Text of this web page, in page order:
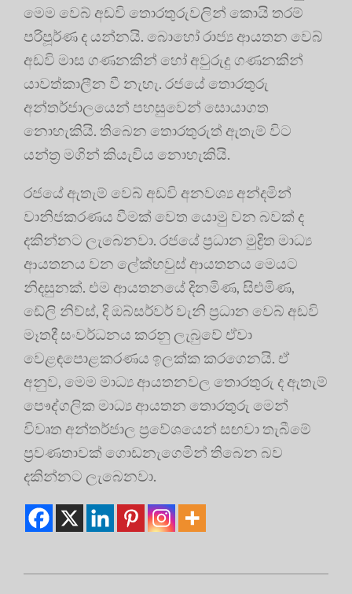
මෙම වෙබ් අඩවි තොරතුරුවලින් කොයි තරම්
පරිපූර්ණ ද යන්නයි. බොහෝ රාජ්‍ය ආයතන වෙබ්
අඩවි මාස ගණනකින් හෝ අවුරුදු ගණනකින්
යාවත්කාලීන වී නැහැ. රජයේ තොරතුරු
අන්තර්ජාලයෙන් පහසුවෙන් සොයාගත
නොහැකියි. තිබෙන තොරතුරුත් ඇතැම් විට
යන්ත්‍ර මගින් කියැවිය නොහැකියි.
රජයේ ඇතැම් වෙබ් අඩවි අනවශ්‍ය අන්දමින්
වානිජකරණය වීමක් වෙත යොමු වන බවක් ද
දකින්නට ලැබෙනවා. රජයේ ප්‍රධාන මුද්‍රිත මාධ්‍ය
ආයතනය වන ලේක්හවුස් ආයතනය මෙයට
නිදසුනක්. එම ආයතනයේ දිනමිණ, සිළුමිණ,
ඩේලි නිව්ස්, දි ඔබ්සර්වර් වැනි ප්‍රධාන වෙබ් අඩවි
මෑතදී සංවර්ධනය කරනු ලැබුවේ ඒවා
වෙළඳපොළකරණය ඉලක්ක කරගෙනයි. ඒ
අනුව, මෙම මාධ්‍ය ආයතනවල තොරතුරු ද ඇතැම්
පෞද්ගලික මාධ්‍ය ආයතන තොරතුරු මෙන්
විවෘත අන්තර්ජාල ප්‍රවේශයෙන් සඟවා තැබීමේ
ප්‍රවණතාවක් ගොඩනැගෙමින් තිබෙන බව
දකින්නට ලැබෙනවා.